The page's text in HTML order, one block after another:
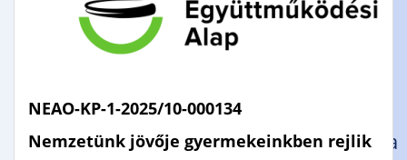
Tagiskolánk dolgozói
Hédervári Gyermekek Neveléséért
Pályázatok
Piarista Gimnázium, Általános Iskola
NEAO-KP-1-2025/10-000134
Nemzetünk jövője gyermekeinkben rejlik